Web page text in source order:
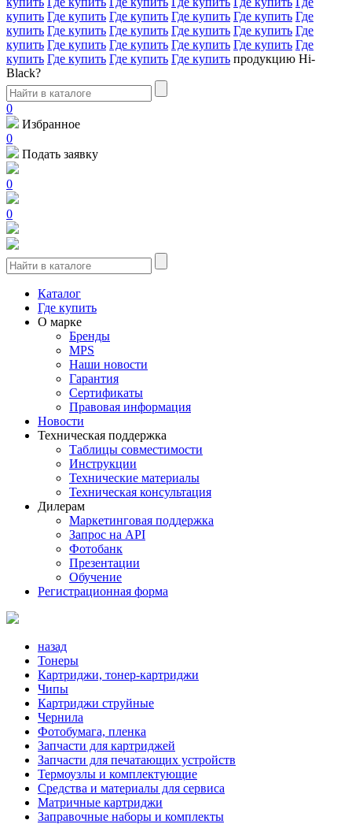
купить Где купить Где купить Где купить Где купить Где
купить Где купить Где купить Где купить Где купить Где
купить Где купить Где купить Где купить Где купить Где
купить Где купить Где купить Где купить продукцию Hi-
Black?
0
Избранное
0
Подать заявку
0
0
Каталог
Где купить
О марке
Бренды
MPS
Наши новости
Гарантия
Сертификаты
Правовая информация
Новости
Техническая поддержка
Таблицы совместимости
Инструкции
Технические материалы
Техническая консультация
Дилерам
Маркетинговая поддержка
Запрос на API
Фотобанк
Презентации
Обучение
Регистрационная форма
назад
Тонеры
Картриджи, тонер-картриджи
Чипы
Картриджи струйные
Чернила
Фотобумага, пленка
Запчасти для картриджей
Запчасти для печатающих устройств
Термоузлы и комплектующие
Средства и материалы для сервиса
Матричные картриджи
Заправочные наборы и комплекты